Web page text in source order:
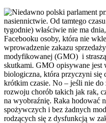
Niedawno polski parlament
nasiennictwie. Od tamtego
tygodnie) właściwie nie ma
Facebooku osoby, która nie
wprowadzenie zakazu
modyfikowanej (GMO) i
skutkami. GMO opisywane jest
biologiczna, która przyczyni się
krótkim czasie. No – jeśli nie do
rozwoju chorób takich jak rak,
na wyobraźnię. Raka hodować
spożywczych i bez żadnych
rodzących się z dysfunkcją w